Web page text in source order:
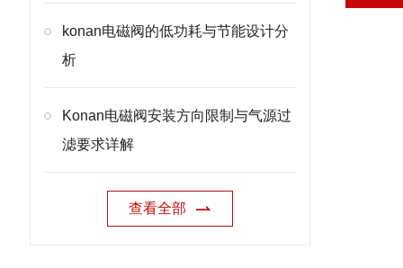
konan电磁阀的低功耗与节能设计分
析
Konan电磁阀安装方向限制与气源过
滤要求详解
查看全部